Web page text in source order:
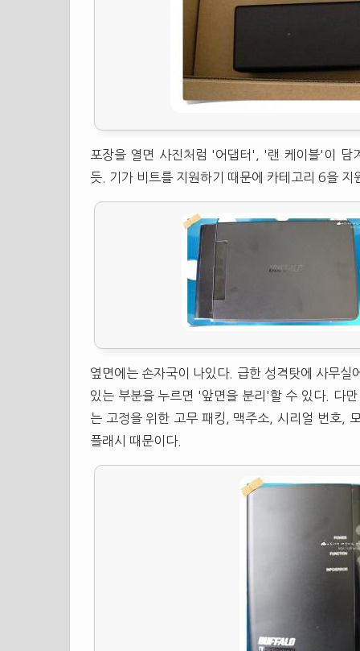
포장을 열면 사진처럼 '어댑터', '랜 케이블'이
듯. 기가 비트를 지원하기 때문에 카테고리 6을
옆면에는 손자국이 나있다. 급한 성격탓에 사무
있는 부분을 누르면 '앞면을 분리'할 수 있다. 다
는 고정을 위한 고무 패킹, 맥주소, 시리얼 번호,
플래시 때문이다.